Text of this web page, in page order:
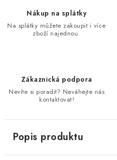
Nákup na splátky
Na splátky můžete zakoupit i více
zboží najednou.
Zákaznická podpora
Nevíte si poradit? Neváhejte nás
kontaktovat!
Popis produktu